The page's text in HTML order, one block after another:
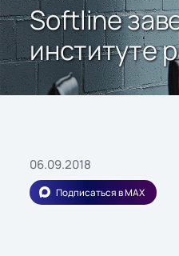
Softline
институте
06.09.2018
Подписаться в MAX